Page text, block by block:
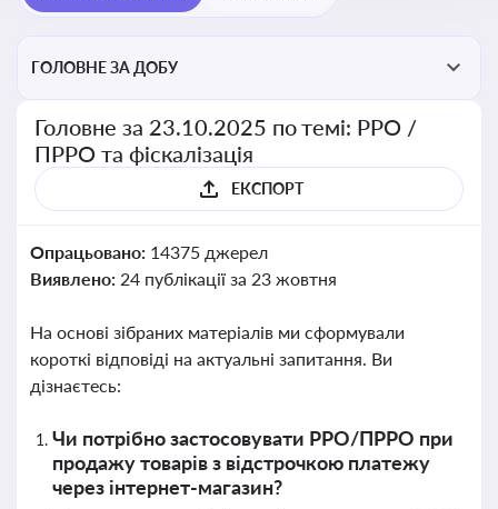
ГОЛОВНЕ ЗА ДОБУ
Головне за 23.10.2025 по темі: РРО /
ПРРО та фіскалізація
ЕКСПОРТ
Опрацьовано: 14375 джерел
Виявлено: 24 публікації за 23 жовтня
На основі зібраних матеріалів ми сформували
короткі відповіді на актуальні запитання. Ви
дізнаєтесь:
Чи потрібно застосовувати РРО/ПРРО при
продажу товарів з відстрочкою платежу
через інтернет-магазин?